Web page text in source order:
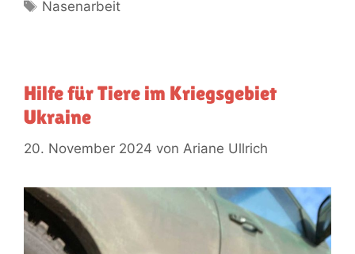
Nasenarbeit
Hilfe für Tiere im Kriegsgebiet
Ukraine
20. November 2024 von Ariane Ullrich